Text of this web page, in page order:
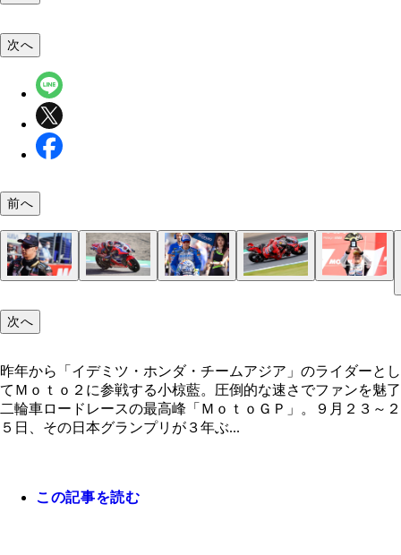
青木タカオ氏
次へ
前へ
次へ
昨年から「イデミツ・ホンダ・チームアジア」のライダーとし
てＭｏｔｏ２に参戦する小椋藍。圧倒的な速さでファンを魅了
二輪車ロードレースの最高峰「ＭｏｔｏＧＰ」。９月２３～２
５日、その日本グランプリが３年ぶ...
この記事を読む